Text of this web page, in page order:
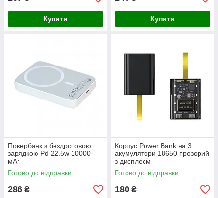
Купити Купити
Повербанк з бездротовою
зарядкою Pd 22.5w 10000
мАг
Готово до відправки
286 ₴
Корпус Power Bank на 3
акумулятори 18650 прозорий
з дисплеєм
Готово до відправки
180 ₴